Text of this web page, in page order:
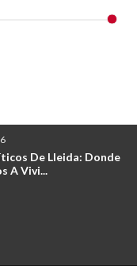
5 De Deejays De